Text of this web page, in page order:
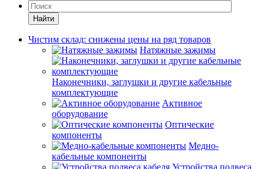
Найти
Чистим склад: снижены цены на ряд товаров
Натяжные зажимы
Наконечники, заглушки и другие кабельные
комплектующие
Активное
оборудование
Оптические
компоненты
Медно-
кабельные компоненты
Устройства подвеса